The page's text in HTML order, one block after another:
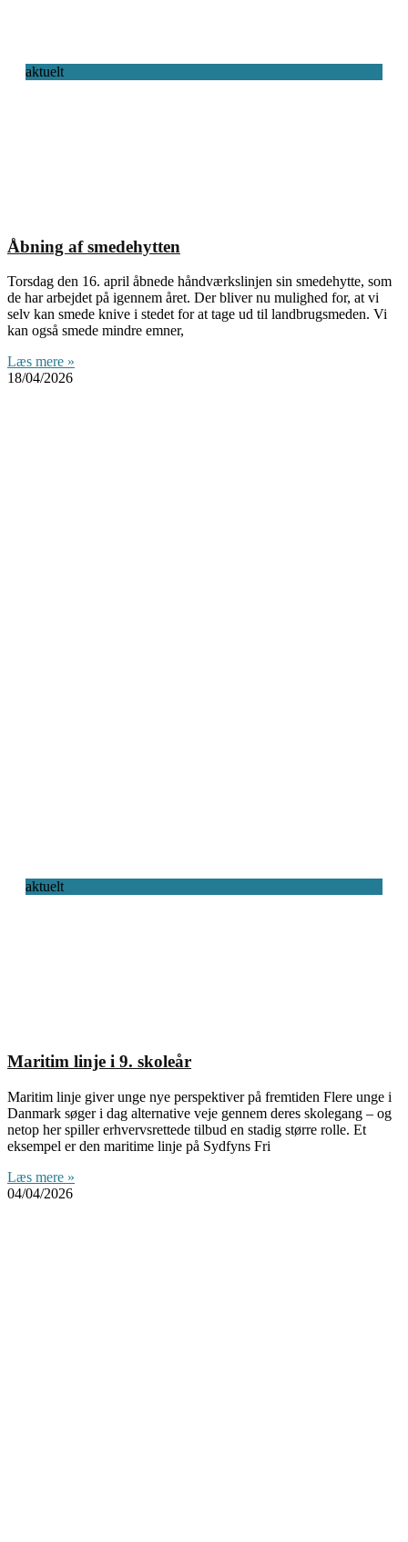
aktuelt
Åbning af smedehytten
Torsdag den 16. april åbnede håndværkslinjen sin smedehytte, som
de har arbejdet på igennem året. Der bliver nu mulighed for, at vi
selv kan smede knive i stedet for at tage ud til landbrugsmeden. Vi
kan også smede mindre emner,
Læs mere »
18/04/2026
aktuelt
Maritim linje i 9. skoleår
Maritim linje giver unge nye perspektiver på fremtiden Flere unge i
Danmark søger i dag alternative veje gennem deres skolegang – og
netop her spiller erhvervsrettede tilbud en stadig større rolle. Et
eksempel er den maritime linje på Sydfyns Fri
Læs mere »
04/04/2026